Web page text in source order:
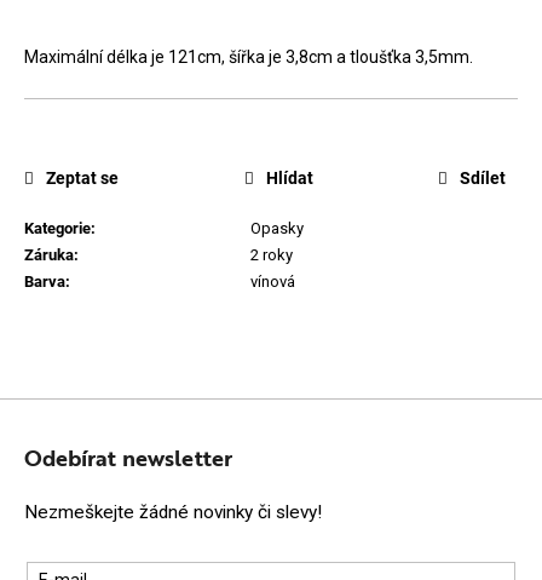
Maximální délka je 121cm, šířka je 3,8cm a tloušťka 3,5mm.
Kategorie:
Opasky
Záruka:
2 roky
Barva: vínová
Zeptat se Hlídat Sdílet
r
u
u
j
e
m
e
Z
Odebírat newsletter
Nezmeškejte žádné novinky či slevy!